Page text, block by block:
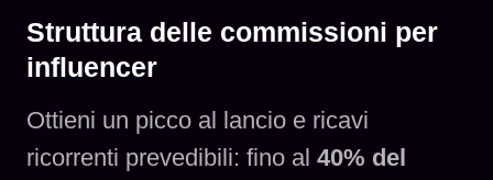
Struttura delle commissioni per
influencer
Ottieni un picco al lancio e ricavi
ricorrenti prevedibili: fino al 40% del